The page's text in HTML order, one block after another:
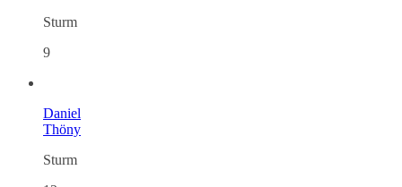
Sturm
9
Daniel
Thöny
Sturm